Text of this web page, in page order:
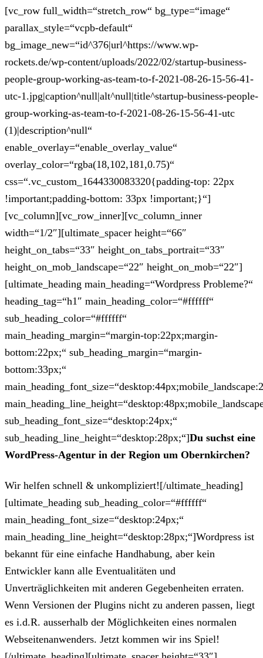
[vc_row full_width=“stretch_row“ bg_type=“image“
parallax_style=“vcpb-default“
bg_image_new=“id^376|url^https://www.wp-
rockets.de/wp-content/uploads/2022/02/startup-business-
people-group-working-as-team-to-f-2021-08-26-15-56-41-
utc-1.jpg|caption^null|alt^null|title^startup-business-people-
group-working-as-team-to-f-2021-08-26-15-56-41-utc
(1)|description^null“
enable_overlay=“enable_overlay_value“
overlay_color=“rgba(18,102,181,0.75)“
css=“.vc_custom_1644330083320{padding-top: 22px
!important;padding-bottom: 33px !important;}“]
[vc_column][vc_row_inner][vc_column_inner
width=“1/2″][ultimate_spacer height=“66″
height_on_tabs=“33″ height_on_tabs_portrait=“33″
height_on_mob_landscape=“22″ height_on_mob=“22″]
[ultimate_heading main_heading=“Wordpress Probleme?“
heading_tag=“h1″ main_heading_color=“#ffffff“
sub_heading_color=“#ffffff“
main_heading_margin=“margin-top:22px;margin-
bottom:22px;“ sub_heading_margin=“margin-
bottom:33px;“
sub_heading_font_size=“desktop:24px;“
sub_heading_line_height=“desktop:28px;“]Du suchst eine
WordPress-Agentur in der Region um Obernkirchen?
Wir helfen schnell & unkompliziert![/ultimate_heading]
[ultimate_heading sub_heading_color=“#ffffff“
main_heading_font_size=“desktop:24px;“
main_heading_line_height=“desktop:28px;“]Wordpress ist
bekannt für eine einfache Handhabung, aber kein
Entwickler kann alle Eventualitäten und
Unverträglichkeiten mit anderen Gegebenheiten erraten.
Wenn Versionen der Plugins nicht zu anderen passen, liegt
es i.d.R. ausserhalb der Möglichkeiten eines normalen
Webseitenanwenders. Jetzt kommen wir ins Spiel!